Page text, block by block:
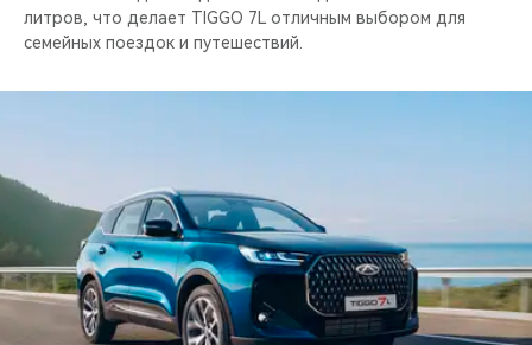
литров, что делает TIGGO 7L отличным выбором для
семейных поездок и путешествий.